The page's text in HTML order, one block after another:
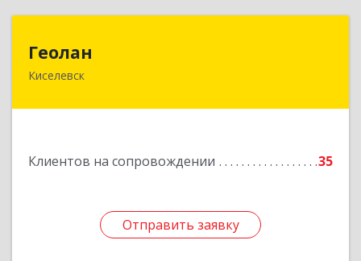
Геолан
Киселевск
Клиентов на сопровождении 35
Отправить заявку
Отправить заявку